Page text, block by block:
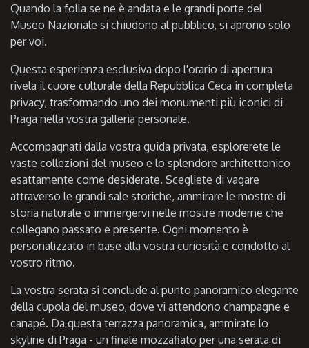
Quando la folla se ne è andata e le grandi porte del
Museo Nazionale si chiudono al pubblico, si aprono solo
per voi.
Questa esperienza esclusiva dopo l'orario di apertura
rivela il cuore culturale della Repubblica Ceca in completa
privacy, trasformando uno dei monumenti più iconici di
Praga nella vostra galleria personale.
Accompagnati dalla vostra guida privata, esplorerete le
vaste collezioni del museo e lo splendore architettonico
esattamente come desiderate. Scegliete di vagare
attraverso le grandi sale storiche, ammirare le mostre di
storia naturale o immergervi nelle mostre moderne che
collegano passato e presente. Ogni momento è
personalizzato in base alla vostra curiosità e condotto al
vostro ritmo.
La vostra serata si conclude al punto panoramico elegante
della cupola del museo, dove vi attendono champagne e
canapé. Da questa terrazza panoramica, ammirate lo
skyline di Praga - un finale mozzafiato per una serata di